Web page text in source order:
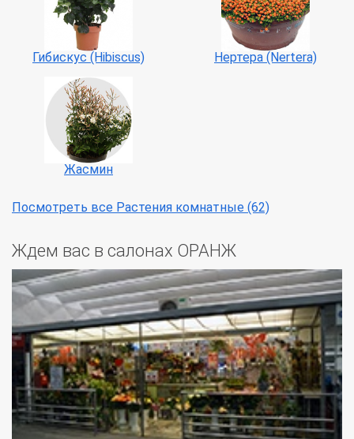
Гибискус (Hibiscus) Нертера (Nertera)
Жасмин
Посмотреть все Растения комнатные (62)
Ждем вас в салонах ОРАНЖ